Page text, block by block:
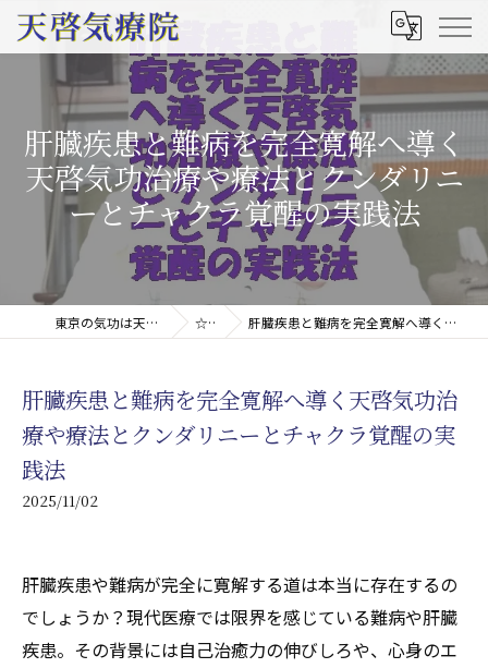
肝臓疾患と難病を完全寛解へ導く
天啓気功治療や療法とクンダリニ
ーとチャクラ覚醒の実践法
東京の気功は天啓気療院(天啓気功療法治療院) ☆コラム 肝臓疾患と難病を完全寛解へ導く天啓気功治療や療法とクンダリニーとチャクラ覚醒の実践法
肝臓疾患と難病を完全寛解へ導く天啓気功治
療や療法とクンダリニーとチャクラ覚醒の実
践法
2025/11/02
肝臓疾患や難病が完全に寛解する道は本当に存在するの
でしょうか？現代医療では限界を感じている難病や肝臓
疾患。その背景には自己治癒力の伸びしろや、心身のエ